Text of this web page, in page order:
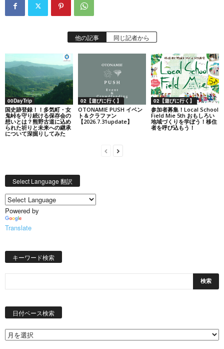
他の記事 同じ記者から
00DayTrip
国史跡登録！！多気町・女
鬼峠を守り続ける保存会の
想いとは？熊野古道に込め
られた祈りと未来への継承
について深掘りしてみた
02【遊びに行く】
OTONAMIE PUSH イベン
ト＆クラファン
【2026.7.31update】
02【遊びに行く】
参加者募集！Local School
Field Mie 5th おもしろい
地域づくりを学ぼう！移住
者を呼び込もう！
Select Language 翻訳
Powered by
Translate
キーワード検索
日付ベース検索
ス